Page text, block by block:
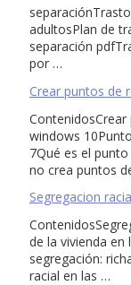
adultosPlan de
separación
por …
Crear puntos de
windows
7Qué es el
no crea puntos
Segregacion
de la vivienda en
segregación:
racial en las …